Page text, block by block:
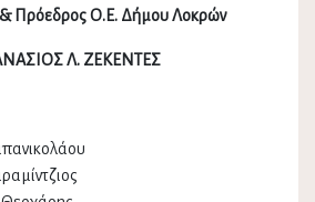
Πρόεδρος Ο.Ε. Δήμου Λοκρών
Λ. ΖΕΚΕΝΤΕΣ